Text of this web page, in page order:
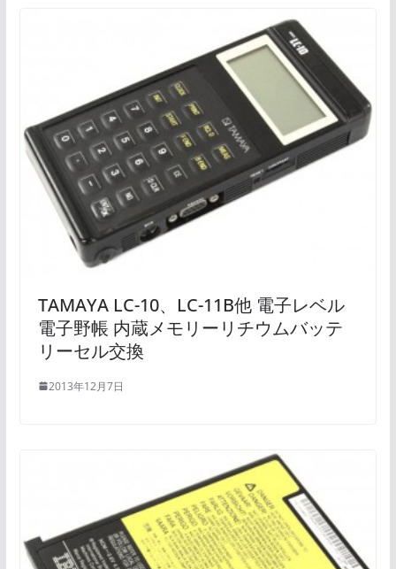
TAMAYA LC-10、LC-11B他 電子レベル
電子野帳 内蔵メモリーリチウムバッテ
リーセル交換
2013年12月7日